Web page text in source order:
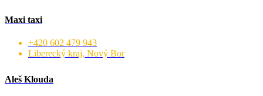
Maxi taxi
+420 602 479 943
Liberecký kraj, Nový Bor
Aleš Klouda